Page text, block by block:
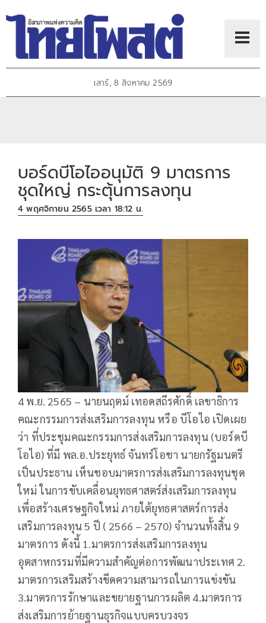
เสาร์, 8 สิงหาคม 2569
บอร์ดบีโอไออนุมัติ 9 มาตรการ
ชุดใหญ่ กระตุ้นการลงทุน
4 พฤศจิกายน 2565 เวลา 18:12 น.
4 พ.ย. 2565 – นายนฤตม์ เทอดสถีรศักดิ์ เลขาธิการ
คณะกรรมการส่งเสริมการลงทุน หรือ บีโอไอ เปิดเผย
ว่า ที่ประชุมคณะกรรมการส่งเสริมการลงทุน (บอร์ดบี
โอไอ) ที่มี พล.อ.ประยุทธ์ จันทร์โอชา นายกรัฐมนตรี
เป็นประธาน เห็นชอบมาตรการส่งเสริมการลงทุนชุด
ใหม่ ในการขับเคลื่อนยุทธศาสตร์ส่งเสริมการลงทุน
เพื่อสร้างเศรษฐกิจใหม่ ภายใต้ยุทธศาสตร์การส่ง
เสริมการลงทุน 5 ปี ( 2566 – 2570) จำนวนทั้งสิ้น 9
มาตรการ ดังนี้ 1.มาตรการส่งเสริมการลงทุน
อุตสาหกรรมที่มีความสำคัญต่อการพัฒนาประเทศ 2.
มาตรการเสริมสร้างขีดความสามารถในการแข่งขัน
3.มาตรการรักษาและขยายฐานการผลิต 4.มาตรการ
ส่งเสริมการย้ายฐานธุรกิจแบบครบวงจร